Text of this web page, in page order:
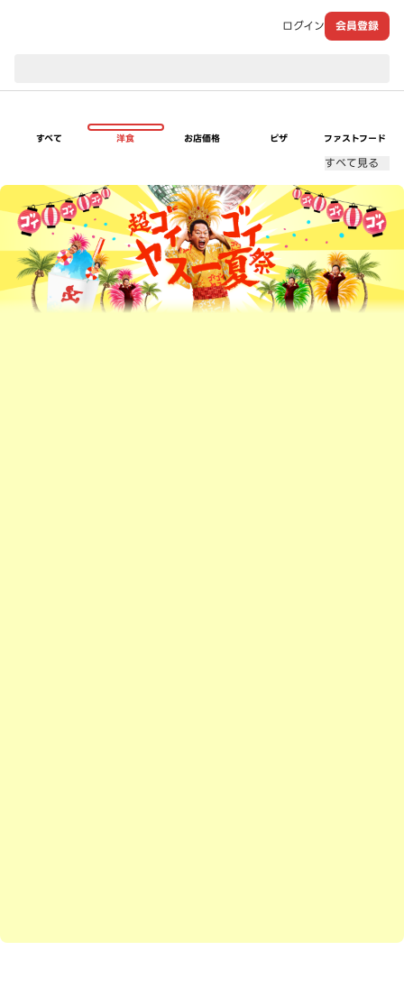
ログイン 会員登録
すべて 洋食 お店価格 ピザ ファストフード
すべて見る
超ゴイゴイヤスー夏祭